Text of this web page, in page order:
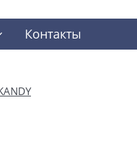
Контакты